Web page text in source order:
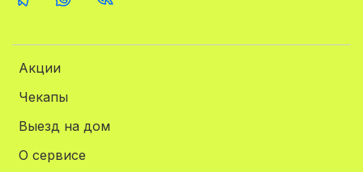
Акции
Чекапы
Выезд на дом
О сервисе